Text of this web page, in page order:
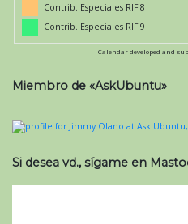
Contrib. Especiales RIF 8
Contrib. Especiales RIF 9
Calendar developed and
Miembro de «AskUbuntu»
Si desea vd., sígame en